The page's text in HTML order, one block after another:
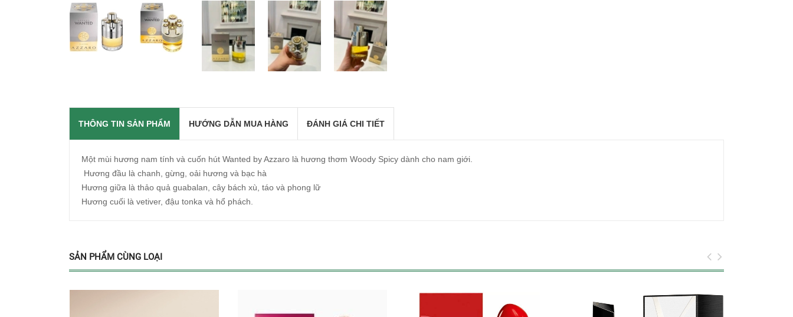
THÔNG TIN SẢN PHẨM HƯỚNG DẪN MUA HÀNG ĐÁNH GIÁ CHI TIẾT
Một mùi hương nam tính và cuốn hút Wanted by Azzaro là hương thơm Woody Spicy dành cho nam giới.
Hương đầu là chanh, gừng, oải hương và bạc hà
Hương giữa là thảo quả guabalan, cây bách xù, táo và phong lữ
Hương cuối là vetiver, đậu tonka và hổ phách.
SẢN PHẨM CÙNG LOẠI